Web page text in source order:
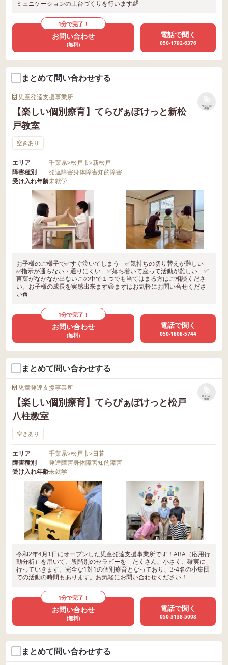
ミュニケーションの土台づくりを行います🌈
1分で完了！
お問い合わせ
(無料)
電話で聞く
050-1792-6376
まとめて問い合わせする
児童発達支援事業所
【楽しい個別療育】てらぴぁぽけっと新松
戸教室
リストに
保存
空きあり
エリア 千葉県>松戸市>新松戸
障害種別
発達障害身体障害知的障害
受け入れ年齢未就学
お子様のご様子で✅すぐ泣いてしまう ✅気持ちの切り替えが難しい
✅指示が通らない・通りにくい ✅落ち着いて座って活動が難しい ✅
言葉がなかなか出ないこの中で１つでも当てはまる方はご相談くださ
い。お子様の成長を実感出来ます😀まずはお気軽にお問い合せくださ
い☎️
1分で完了！
お問い合わせ
(無料)
電話で聞く
050-1808-5744
まとめて問い合わせする
児童発達支援事業所
【楽しい個別療育】てらぴぁぽけっと松戸
八柱教室
リストに
保存
空きあり
エリア 千葉県>松戸市>日暮
障害種別
発達障害身体障害知的障害
受け入れ年齢未就学
令和2年4月1日にオープンした児童発達支援事業所です！ABA（応用行
動分析）を用いて、段階別のセラピーを「たくさん、小さく、確実に」
行っていきます。完全な1対1の個別療育となっており、3-4名の小集団
での活動の時間もあります。お気軽にお問い合わせください！
1分で完了！
お問い合わせ
(無料)
電話で聞く
050-3138-5008
まとめて問い合わせする